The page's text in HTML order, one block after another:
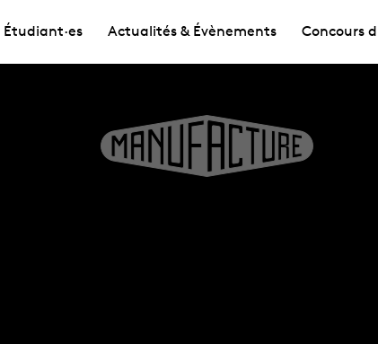
Étudiant·es Actualités & Évènements Concours